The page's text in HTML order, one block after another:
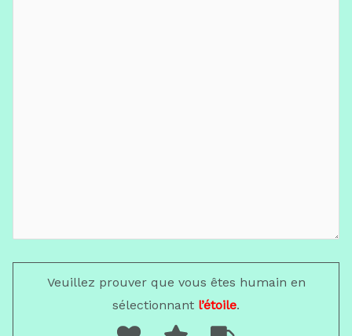
Veuillez prouver que vous êtes humain en
sélectionnant l’étoile.